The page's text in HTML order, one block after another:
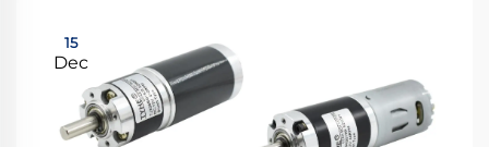
15
Dec